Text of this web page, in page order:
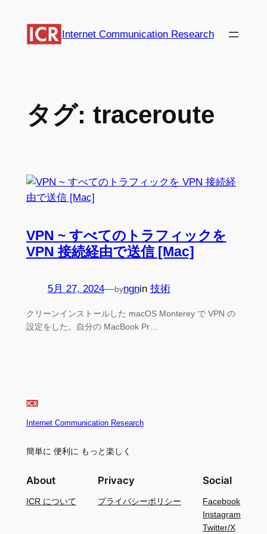
Internet Communication Research
タグ: traceroute
VPN ~ すべてのトラフィックを
VPN 接続経由で送信 [Mac]
5月 27, 2024—byngnin 技術
クリーンインストールした macOS Monterey で VPN の
設定をした。自分の MacBook Pr…
Internet Communication Research
簡単に 便利に もっと楽しく
About
ICR について
Privacy
プライバシーポリシー
Social
Facebook
Instagram
Twitter/X